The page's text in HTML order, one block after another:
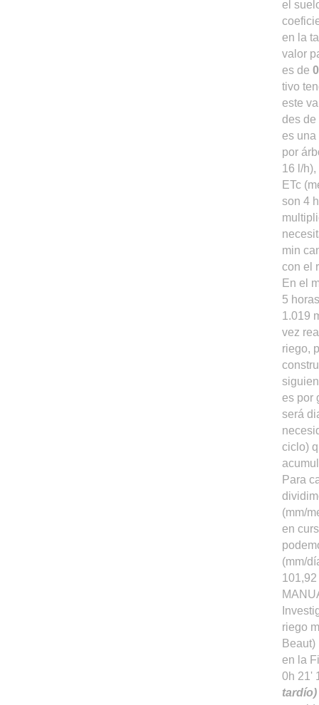
el
en la
valor
es de
tivo
este
des de
es una
por
16 l/
ETc
son 4
min
con el
En el
5
1.019
vez
riego,
es por
será
ciclo)
Para
(mm/
en
(mm/
riego
Beaut)
en la
0h 21'
tardío)